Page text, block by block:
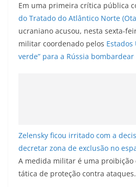
Em uma primeira crítica pública
do Tratado do Atlântico Norte
ucraniano acusou, nesta sexta-
militar coordenado pelos Estados
verde” para a Rússia bombardear
Zelensky ficou irritado com a
decretar zona de exclusão no
A medida militar é uma proibição
tática de proteção contra ataques.